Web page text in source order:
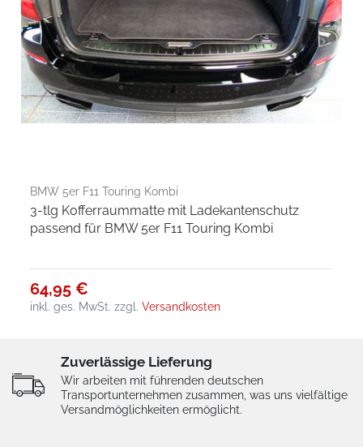
BMW 5er F11 Touring Kombi
3-tlg Kofferraummatte mit Ladekantenschutz
passend für BMW 5er F11 Touring Kombi
64,95 €
inkl. ges. MwSt. zzgl.Versandkosten
Zuverlässige Lieferung
Wir arbeiten mit führenden deutschen
Transportunternehmen zusammen, was uns vielfältige
Versandmöglichkeiten ermöglicht.